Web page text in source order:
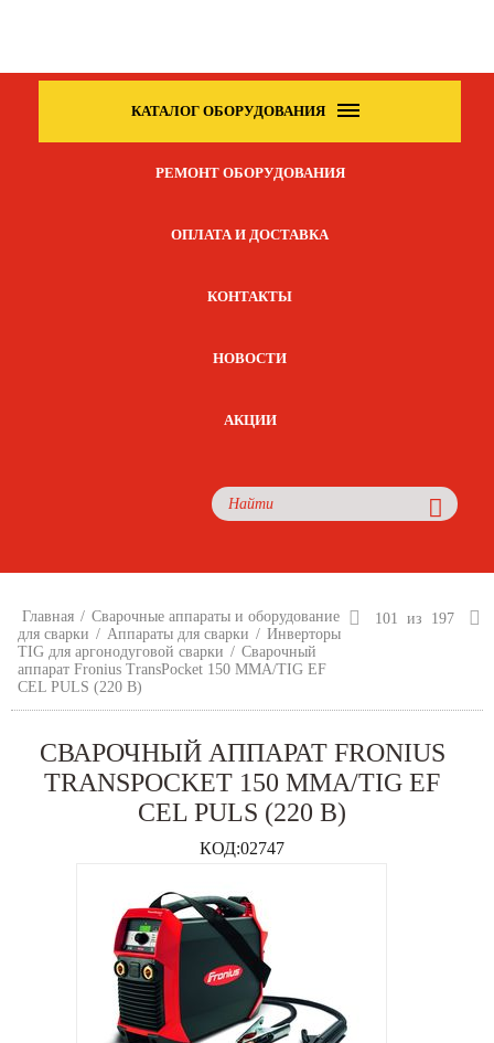
КАТАЛОГ ОБОРУДОВАНИЯ
РЕМОНТ ОБОРУДОВАНИЯ
ОПЛАТА И ДОСТАВКА
КОНТАКТЫ
НОВОСТИ
АКЦИИ
Главная / Сварочные аппараты и оборудование
для сварки / Аппараты для сварки / Инверторы
TIG для аргонодуговой сварки / Сварочный
аппарат Fronius TransPocket 150 MMA/TIG EF
CEL PULS (220 В)
101 из 197
СВАРОЧНЫЙ АППАРАТ FRONIUS
TRANSPOCKET 150 MMA/TIG EF
CEL PULS (220 В)
КОД:02747